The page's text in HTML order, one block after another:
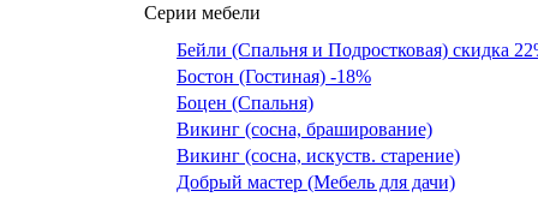
Серии мебели
Бейли (Спальня и Подростковая) скидка
Бостон (Гостиная) -18%
Боцен (Спальня)
Викинг (сосна, браширование)
Викинг (сосна, искуств. старение)
Добрый мастер (Мебель для дачи)